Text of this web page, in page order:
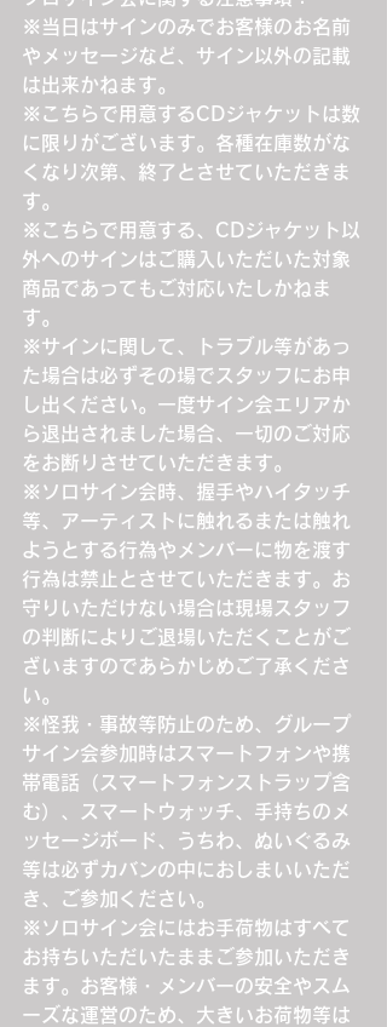
※当日はサインのみでお客様のお名前
やメッセージなど、サイン以外の記載
は出来かねます。
※こちらで用意するCDジャケットは数
に限りがございます。各種在庫数がな
くなり次第、終了とさせていただきま
す。
※こちらで用意する、CDジャケット以
外へのサインはご購入いただいた対象
商品であってもご対応いたしかねま
す。
※サインに関して、トラブル等があっ
た場合は必ずその場でスタッフにお申
し出ください。一度サイン会エリアか
ら退出されました場合、一切のご対応
をお断りさせていただきます。
※ソロサイン会時、握手やハイタッチ
等、アーティストに触れるまたは触れ
ようとする行為やメンバーに物を渡す
行為は禁止とさせていただきます。お
守りいただけない場合は現場スタッフ
の判断によりご退場いただくことがご
ざいますのであらかじめご了承くださ
い。
※怪我・事故等防止のため、グループ
サイン会参加時はスマートフォンや携
帯電話（スマートフォンストラップ含
む）、スマートウォッチ、手持ちのメ
ッセージボード、うちわ、ぬいぐるみ
等は必ずカバンの中におしまいいただ
き、ご参加ください。
※ソロサイン会にはお手荷物はすべて
お持ちいただいたままご参加いただき
ます。お客様・メンバーの安全やスム
ーズな運営のため、大きいお荷物等は